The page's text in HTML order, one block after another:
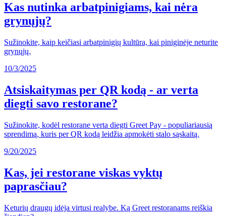
Kas nutinka arbatpinigiams, kai nėra
grynųjų?
Sužinokite, kaip keičiasi arbatpinigių kultūra, kai piniginėje neturite
grynųjų.
10/3/2025
Atsiskaitymas per QR kodą - ar verta
diegti savo restorane?
Sužinokite, kodėl restorane verta diegti Greet Pay - populiariausią
sprendimą, kuris per QR kodą leidžia apmokėti stalo sąskaitą.
9/20/2025
Kas, jei restorane viskas vyktų
paprasčiau?
Keturių draugų idėja virtusi realybe. Ką Greet restoranams reiškia